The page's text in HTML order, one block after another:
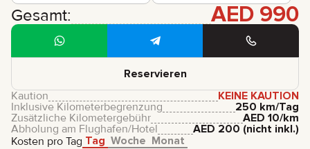
Gesamt: AED 990
Reservieren
Kosten pro Tag Tag Woche Monat
Kaution
KEINE KAUTION
Inklusive Kilometerbegrenzung
250 km/Tag
Zusätzliche Kilometergebühr
AED 10/km
Abholung am Flughafen/Hotel
AED 200 (nicht inkl.)